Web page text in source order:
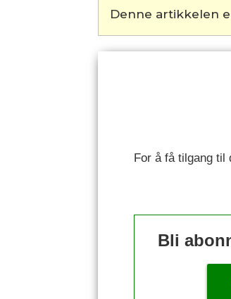
Denne artikkelen
For å få tilgang til
Bli